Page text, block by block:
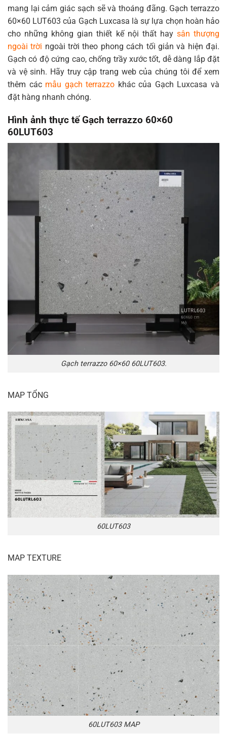
mang lại cảm giác sạch sẽ và thoáng đãng. Gạch terrazzo
60×60 LUT603 của Gạch Luxcasa là sự lựa chọn hoàn hảo
cho những không gian thiết kế nội thất hay sân thượng
ngoài trời ngoài trời theo phong cách tối giản và hiện đại.
Gạch có độ cứng cao, chống trầy xước tốt, dễ dàng lắp đặt
và vệ sinh. Hãy truy cập trang web của chúng tôi để xem
thêm các mẫu gạch terrazzo khác của Gạch Luxcasa và
đặt hàng nhanh chóng.
Hình ảnh thực tế Gạch terrazzo 60×60
60LUT603
Gạch terrazzo 60×60 60LUT603.
MAP TỔNG
60LUT603
MAP TEXTURE
60LUT603 MAP